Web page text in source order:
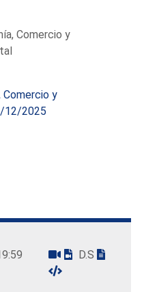
Comercio y
Comercio y
12/2025
D.S